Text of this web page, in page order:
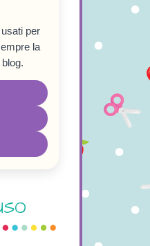
per
la